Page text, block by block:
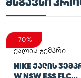
-70%
ქალის ჯემპრი
NIKE ᲥᲐᲚᲘᲡ